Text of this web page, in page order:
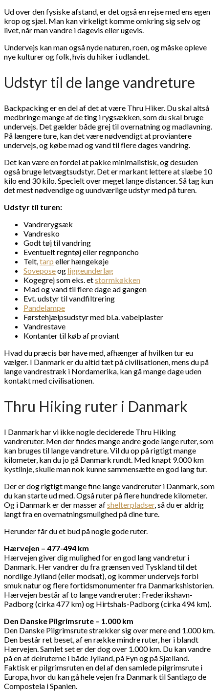
Ud over den fysiske afstand, er det også en rejse med ens egen
krop og sjæl. Man kan virkeligt komme omkring sig selv og
livet, når man vandre i dagevis eller ugevis.
Undervejs kan man også nyde naturen, roen, og måske opleve
nye kulturer og folk, hvis du hiker i udlandet.
Udstyr til de lange vandreture
Backpacking er en del af det at være Thru Hiker. Du skal altså
medbringe mange af de ting i rygsækken, som du skal bruge
undervejs. Det gælder både grej til overnatning og madlavning.
På længere ture, kan det være nødvendigt at proviantere
undervejs, og købe mad og vand til flere dages vandring.
Det kan være en fordel at pakke minimalistisk, og desuden
også bruge letvægtsudstyr. Det er markant lettere at slæbe 10
kilo end 30 kilo. Specielt over meget lange distancer. Så tag kun
det mest nødvendige og uundværlige udstyr med på turen.
Udstyr til turen:
Vandrerygsæk
Vandresko
Godt tøj til vandring
Eventuelt regntøj eller regnponcho
Telt,tarp eller hængekøje
Soveposeog liggeunderlag
Kogegrej som eks. etstormkøkken
Mad og vand til flere dage ad gangen
Evt. udstyr til vandfiltrering
Pandelampe
Førstehjælpsudstyr med bl.a. vabelplaster
Vandrestave
Kontanter til køb af proviant
Hvad du præcis bør have med, afhænger af hvilken tur eu
vælger. I Danmark er du altid tæt på civilisationen, mens du på
lange vandrestræk i Nordamerika, kan gå mange dage uden
kontakt med civilisationen.
Thru Hiking ruter i Danmark
I Danmark har vi ikke nogle deciderede Thru Hiking
vandreruter. Men der findes mange andre gode lange ruter, som
kan bruges til lange vandreture. Vil du op på rigtigt mange
kilometer, kan du jo gå Danmark rundt. Med knapt 9.000 km
kystlinje, skulle man nok kunne sammensætte en god lang tur.
Der er dog rigtigt mange fine lange vandreruter i Danmark, som
du kan starte ud med. Også ruter på flere hundrede kilometer.
Og i Danmark er der masser afshelterpladser, så du er aldrig
langt fra en overnatningsmulighed på dine ture.
Herunder får du et bud på nogle gode ruter.
Hærvejen – 477-494 km
Hærvejen giver dig mulighed for en god lang vandretur i
Danmark. Her vandrer du fra grænsen ved Tyskland til det
nordlige Jylland (eller modsat), og kommer undervejs forbi
smuk natur og flere fortidsmonumenter fra Danmarkshistorien.
Hærvejen består af to lange vandreruter: Frederikshavn-
Padborg (cirka 477 km) og Hirtshals-Padborg (cirka 494 km).
Den Danske Pilgrimsrute – 1.000 km
Den Danske Pilgrimsrute strækker sig over mere end 1.000 km.
Den består ret beset, af en række mindre ruter, her i blandt
Hærvejen. Samlet set er der dog over 1.000 km. Du kan vandre
på en af delruterne i både Jylland, på Fyn og på Sjælland.
Faktisk er pilgrimsruten en del af den samlede pilgrimsrute i
Europa, hvor du kan gå hele vejen fra Danmark til Santiago de
Compostela i Spanien.